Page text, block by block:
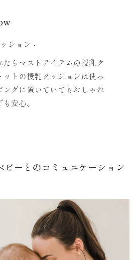
ション -
らマストアイテムの授乳ク
ットの授乳クッションは使っ
ングに置いていてもおしゃれ
安心。
ビーとのコミュニケーション